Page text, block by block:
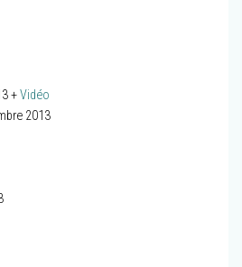
+Vidéo
2013